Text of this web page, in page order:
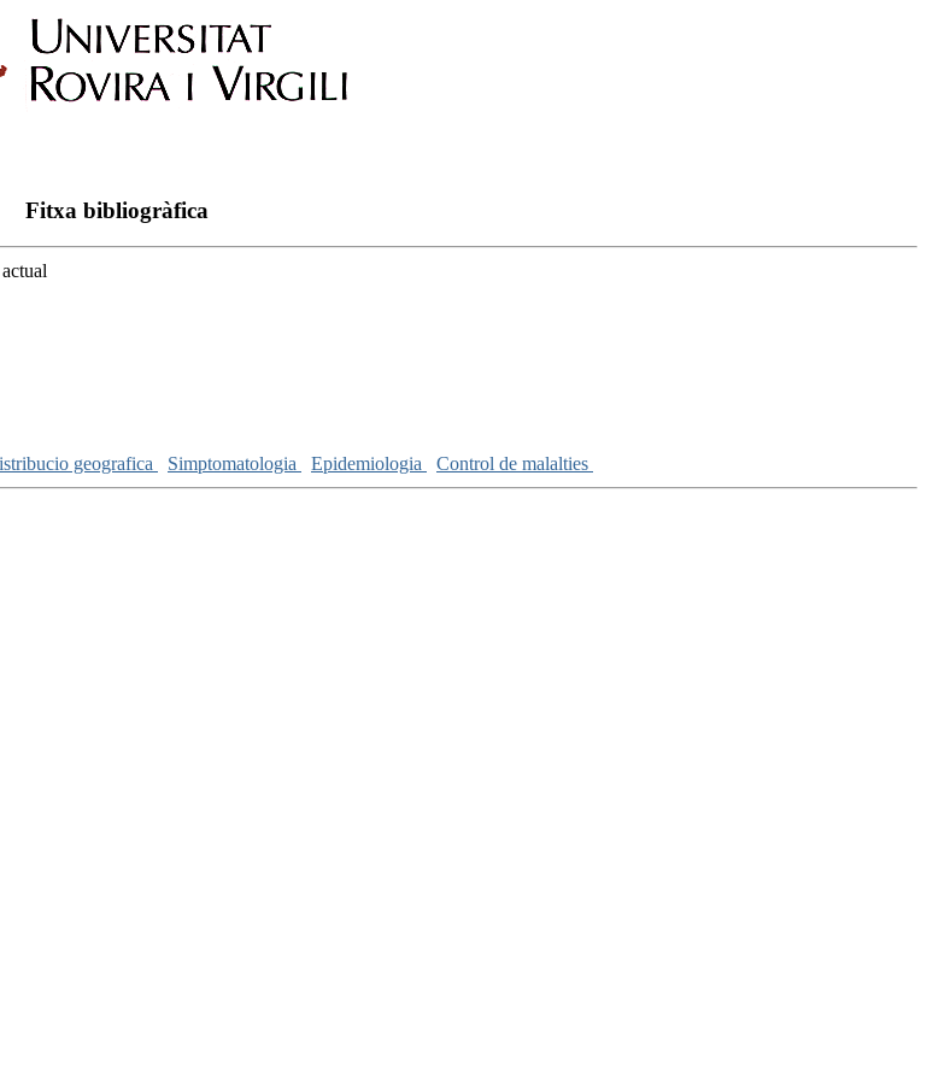
Fitxa bibliogràfica
geografica Simptomatologia Epidemiologia Control de malalties